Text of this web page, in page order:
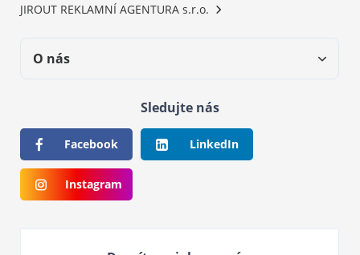
JIROUT REKLAMNÍ AGENTURA s.r.o.
O nás
Sledujte nás
Facebook LinkedIn
Instagram